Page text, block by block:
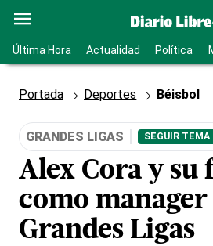
Última Hora Actualidad Política
Portada Deportes Béisbol
GRANDES LIGAS SEGUIR TEMA
Alex Cora y su
como manager
Grandes Ligas